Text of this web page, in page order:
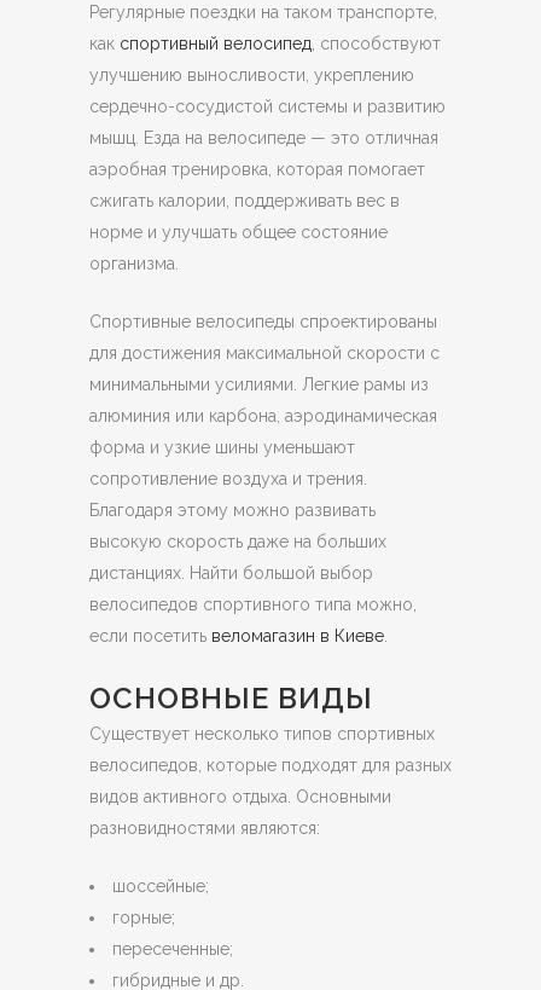
Регулярные поездки на таком транспорте,
как спортивный велосипед , способствуют
улучшению выносливости, укреплению
сердечно-сосудистой системы и развитию
мышц. Езда на велосипеде — это отличная
аэробная тренировка, которая помогает
сжигать калории, поддерживать вес в
норме и улучшать общее состояние
организма.
Спортивные велосипеды спроектированы
для достижения максимальной скорости с
минимальными усилиями. Легкие рамы из
алюминия или карбона, аэродинамическая
форма и узкие шины уменьшают
сопротивление воздуха и трения.
Благодаря этому можно развивать
высокую скорость даже на больших
дистанциях. Найти большой выбор
велосипедов спортивного типа можно,
если посетить веломагазин в Киеве
ОСНОВНЫЕ ВИДЫ
Существует несколько типов спортивных
велосипедов, которые подходят для разных
видов активного отдыха. Основными
разновидностями являются:
шоссейные;
горные;
пересеченные;
гибридные и др.